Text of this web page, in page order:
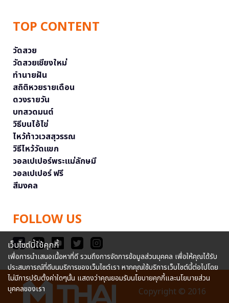
TOP CONTENT
วัดสวย
วัดสวยเชียงใหม่
ทำนายฝัน
สถิติหวยรายเดือน
ดวงรายวัน
บทสวดมนต์
วิธีบนไอ้ไข่
ไหว้ท้าวเวสสุวรรณ
วิธีไหว้วัดแขก
วอลเปเปอร์พระแม่ลักษมี
วอลเปเปอร์ ฟรี
สีมงคล
FOLLOW US
Copyright © 2016
เว็บไซต์นี้ใช้คุกกี้
เพื่อการนำเสนอเนื้อหาที่ดี รวมถึงการจัดการข้อมูลส่วนบุคคล เพื่อให้คุณได้รับ
ประสบการณ์ที่ดีบนบริการของเว็บไซต์เรา หากคุณใช้บริการเว็บไซต์นี้ต่อไปโดย
ไม่มีการปรับตั้งค่าใดๆนั้น แสดงว่าคุณยอมรับนโยบายคุกกี้และนโยบายส่วน
บุคคลของเรา